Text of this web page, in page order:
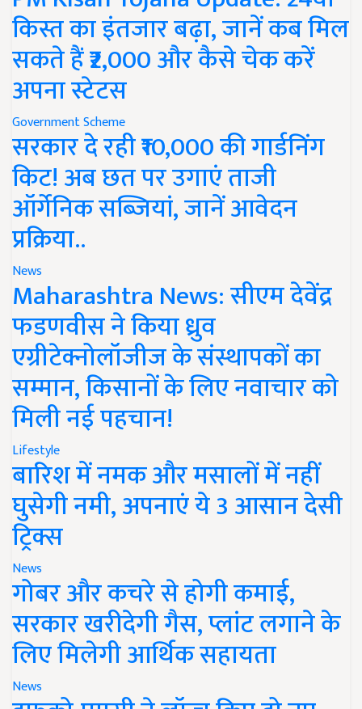
किस्त का इंतजार बढ़ा, जानें कब मिल
सकते हैं ₹2,000 और कैसे चेक करें
अपना स्टेटस
Government Scheme
सरकार दे रही ₹10,000 की गार्डनिंग
किट! अब छत पर उगाएं ताजी
ऑर्गेनिक सब्जियां, जानें आवेदन
प्रक्रिया..
News
Maharashtra News: सीएम देवेंद्र
फडणवीस ने किया ध्रुव
एग्रीटेक्नोलॉजीज के संस्थापकों का
सम्मान, किसानों के लिए नवाचार को
मिली नई पहचान!
Lifestyle
बारिश में नमक और मसालों में नहीं
घुसेगी नमी, अपनाएं ये 3 आसान देसी
ट्रिक्स
News
गोबर और कचरे से होगी कमाई,
सरकार खरीदेगी गैस, प्लांट लगाने के
लिए मिलेगी आर्थिक सहायता
News